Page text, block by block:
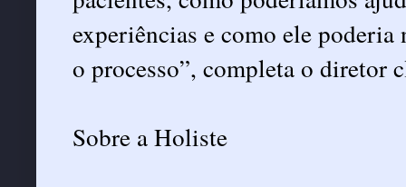
experiências e como ele
o processo”, completa o diretor
Sobre a Holiste